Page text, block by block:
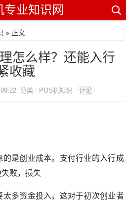
专业知识网
» 正文
怎么样？还能入行
收藏
分类 : POS机知识 评论
是创业成本。支付行业的入行成
败，损失
多资金投入。这对于初次创业者